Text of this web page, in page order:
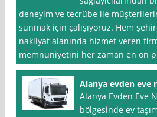
deneyim ve tecrübe ile
sunmak için çalışıyoruz. Hem
nakliyat alanında hizmet veren
memnuniyetini her zaman en ön
Alanya evden eve
Alanya Evden Eve
bölgesinde ev